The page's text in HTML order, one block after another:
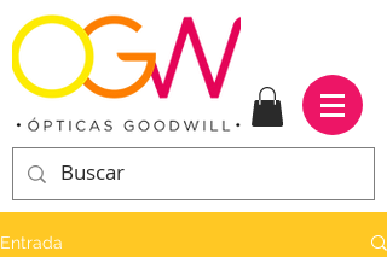
Entrada